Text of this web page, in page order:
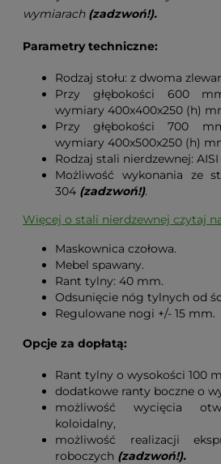
wymiarach (zadzwoń!).
Parametry techniczne:
Rodzaj stołu: z dwoma
Przy głębokości 600
wymiary 400x400x250 (h)
Przy głębokości 700
wymiary 400x500x250 (h)
Rodzaj stali nierdzewnej: AISI
Możliwość wykonania ze
304 (zadzwoń!).
Więcej o stali nierdzewnej czytaj
Maskownica czołowa.
Mebel spawany.
Rant tylny: 40 mm.
Odsunięcie nóg tylnych od
Regulowane nogi +/- 15 mm.
Opcje za dopłatą:
Rant tylny o wysokości 100
dodatkowe ranty boczne o
możliwość wycięcia
koloidalny,
możliwość realizacji
roboczych (zadzwoń!).